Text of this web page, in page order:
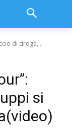
di droga,...
si